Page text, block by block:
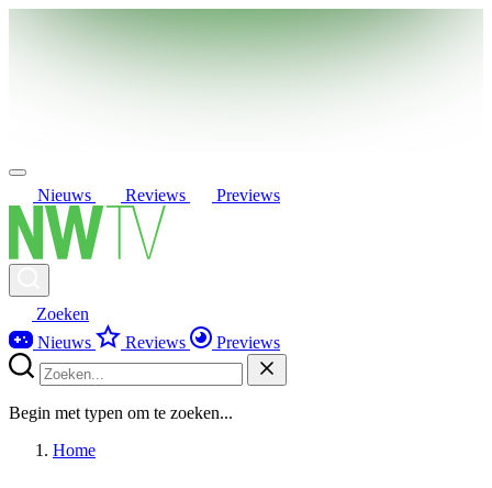
Nieuws Reviews Previews
Zoeken
Nieuws
Reviews Previews
Begin met typen om te zoeken...
Home